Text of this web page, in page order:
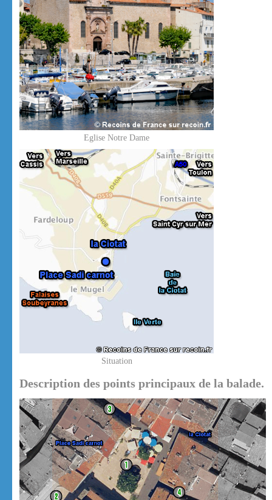
Eglise Notre Dame
Situation
Description des points principaux de la balade.